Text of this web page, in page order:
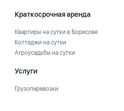
Краткосрочная аренда
Квартиры на сутки в Борисове
Коттеджи на сутки
Агроусадьбы на сутки
Услуги
Грузоперевозки